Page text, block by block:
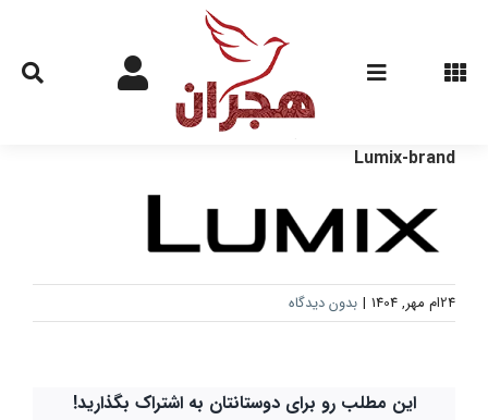
content
Lumix-brand
24ام مهر, 1404 | بدون دیدگاه
این مطلب رو برای دوستانتان به اشتراک بگذارید!